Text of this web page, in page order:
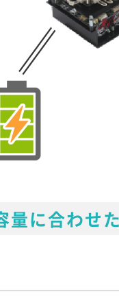
量に合わせ